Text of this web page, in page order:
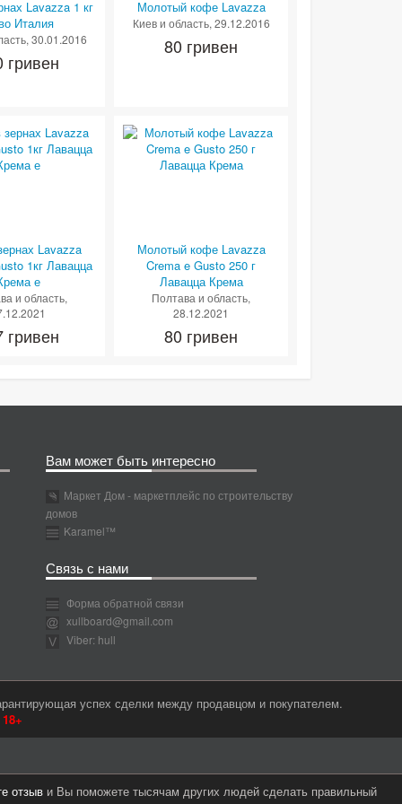
Lavazza 1 кг
Италия
, 30.01.2016
гривен
Молотый кофе Lavazza
Киев и область, 29.12.2016
80 гривен
Lavazza
1кг Лавацца
е
и область,
гривен
Молотый кофе Lavazza
Crema e Gusto 250 г
Лавацца Крема
Полтава и область,
28.12.2021
80 гривен
Вам может быть интересно
Маркет Дом - маркетплейс по строительству
домов
Karamel™
Связь с нами
Форма обратной связи
xullboard@gmail.com
Viber: hull
успех сделки между продавцом и покупателем.
18+
отзыви Вы поможете тысячам других людей сделать правильный